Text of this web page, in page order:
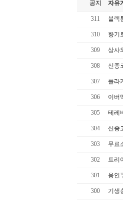
공지 자유
311 블랙
310 향기
309 상사
308 신종
307 플라
306 이버
305 테레비
304 신종
303 무료
302 트리
301 용인
300 기생